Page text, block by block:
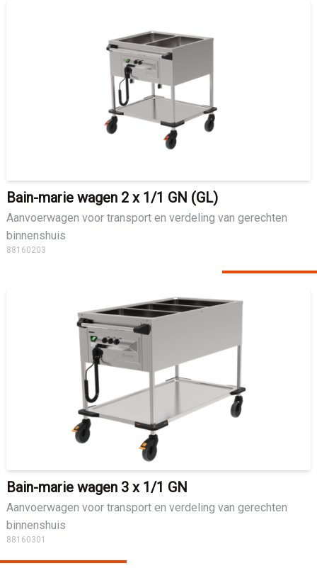
Bain-marie wagen 2 x 1/1 GN (GL)
Aanvoerwagen voor transport en verdeling van gerechten
binnenshuis
88160203
Bain-marie wagen 3 x 1/1 GN
Aanvoerwagen voor transport en verdeling van gerechten
binnenshuis
88160301